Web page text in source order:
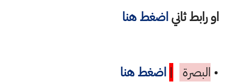
او رابط ثانياضغط هنا
• البصرة | اضغط هنا